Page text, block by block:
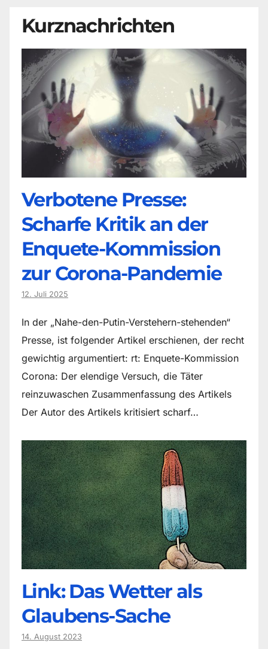
Kurznachrichten
Verbotene Presse:
Scharfe Kritik an der
Enquete-Kommission
zur Corona-Pandemie
12. Juli 2025
In der „Nahe-den-Putin-Verstehern-stehenden“
Presse, ist folgender Artikel erschienen, der recht
gewichtig argumentiert: rt: Enquete-Kommission
Corona: Der elendige Versuch, die Täter
reinzuwaschen Zusammenfassung des Artikels
Der Autor des Artikels kritisiert scharf…
Link: Das Wetter als
Glaubens-Sache
14. August 2023